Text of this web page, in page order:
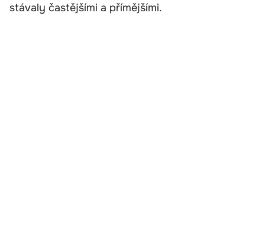
stávaly častějšími a přímějšími.